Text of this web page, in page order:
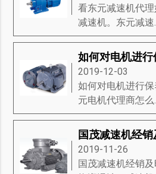
看东元减速机代
减速机。东元减速
2019-12-03
如何对电机进行
元电机代理商怎么
2019-11-26
国茂减速机经销